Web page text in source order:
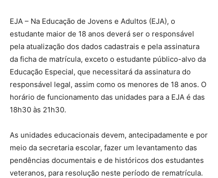
EJA – Na Educação de Jovens e Adultos (EJA), o
estudante maior de 18 anos deverá ser o responsável
pela atualização dos dados cadastrais e pela assinatura
da ficha de matrícula, exceto o estudante público-alvo da
Educação Especial, que necessitará da assinatura do
responsável legal, assim como os menores de 18 anos. O
horário de funcionamento das unidades para a EJA é das
18h30 às 21h30.
As unidades educacionais devem, antecipadamente e por
meio da secretaria escolar, fazer um levantamento das
pendências documentais e de históricos dos estudantes
veteranos, para resolução neste período de rematrícula.